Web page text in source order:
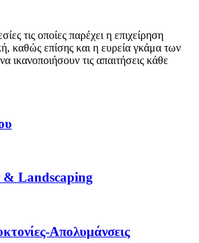
τις οποίες παρέχει η επιχείρηση
καθώς επίσης και η ευρεία γκάμα των
ικανοποιήσουν τις απαιτήσεις κάθε
Landscaping
Απολυμάνσεις